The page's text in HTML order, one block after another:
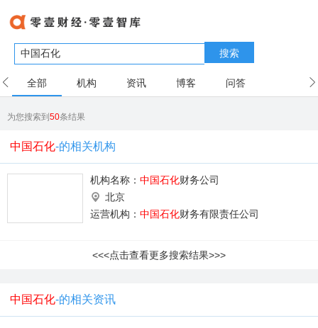
搜索
全部 机构 资讯 博客 问答
为您搜索到50条结果
中国石化-的相关机构
机构名称： 中国石化财务公司
北京
运营机构： 中国石化财务有限责任公司
<<<点击查看更多搜索结果>>>
中国石化-的相关资讯